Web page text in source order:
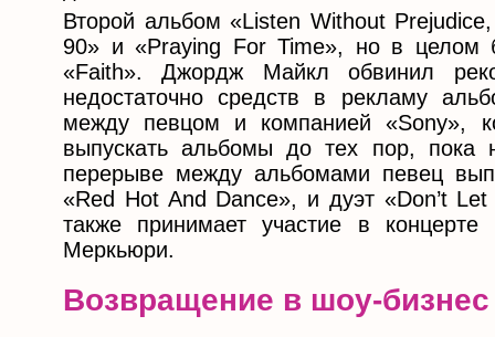
Второй альбом «Listen Without
90» и «Praying For Time», но в целом
«Faith». Джордж Майкл обвинил
недостаточно средств в рекламу
между певцом и компанией «Sony»,
выпускать альбомы до тех пор, пока
перерыве между альбомами певец
«Red Hot And Dance», и дуэт «Don’t
также принимает участие в
Меркьюри.
Возвращение в шоу-бизнес